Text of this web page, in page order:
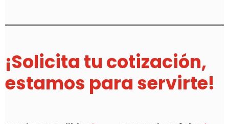
¡Solicita tu cotización,
estamos para servirte!